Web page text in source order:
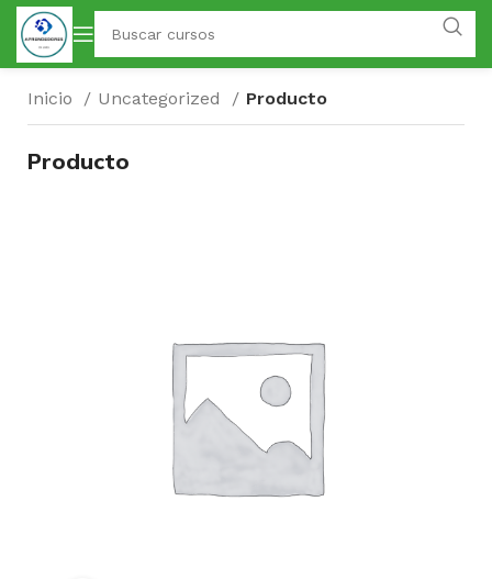
Inicio Uncategorized Producto
Producto